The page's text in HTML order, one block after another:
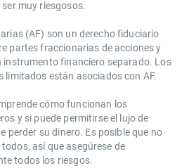
muy riesgosos.
(AF) son un derecho fiduciario
partes fraccionarias de acciones y
instrumento financiero separado. Los
limitados están asociados con AF.
cómo funcionan los
y si puede permitirse el lujo de
perder su dinero. Es posible que no
así que asegúrese de
todos los riesgos.